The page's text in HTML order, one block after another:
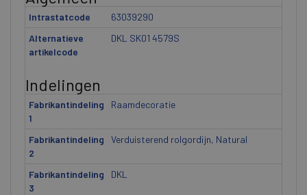
Intrastatcode
63039290
Alternatieve
artikelcode
DKL SK01 4579S
Indelingen
Fabrikantindeling
1
Raamdecoratie
Fabrikantindeling
2
Verduisterend rolgordijn, Natural
Fabrikantindeling
3
DKL